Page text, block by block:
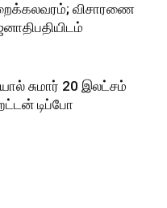
விசாரணை
சுமார் 20 இலட்சம்
டிப்போ